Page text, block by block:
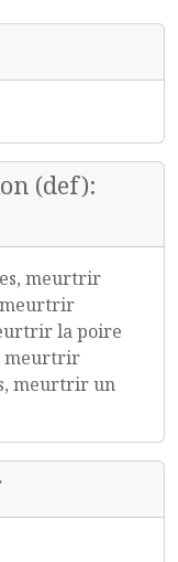
(def):
meurtrir
la poire
meurtrir
meurtrir un